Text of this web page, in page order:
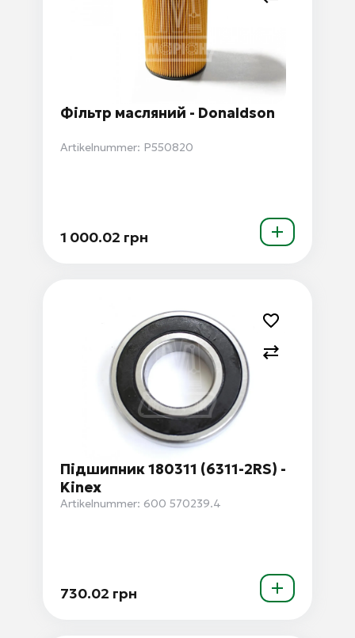
Фільтр масляний - Donaldson
Artikelnummer: P550820
1 000.02 грн
Підшипник 180311 (6311-2RS) -
Kinex
Artikelnummer: 600 570239.4
730.02 грн